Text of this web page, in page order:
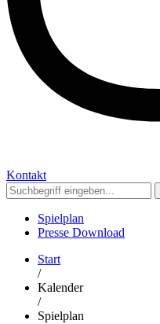
Kontakt
Spielplan
Presse Download
Start
/
Kalender
/
Spielplan